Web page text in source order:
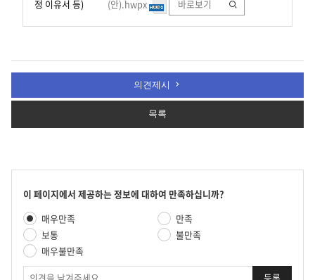
정 이유서 등)
(안).hwpx
바로보기
의견제시
목록
콘
츠
만
족
도
조
이 페이지에서 제공하는 정보에 대하여 만족하십니까?
만
족
도
평
가
매우만족
만족
보통
불만족
매우불만족